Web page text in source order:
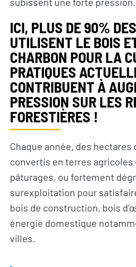
ICI, PLUS DE 90%
UTILISENT LE BOIS
CHARBON POUR LA
PRATIQUES
CONTRIBUENT À
PRESSION SUR LES
FORESTIÈRES !
Chaque année, des
convertis en terres agricoles
pâturages, ou fortement
surexploitation pour
bois de construction, bois
énergie domestique
villes.